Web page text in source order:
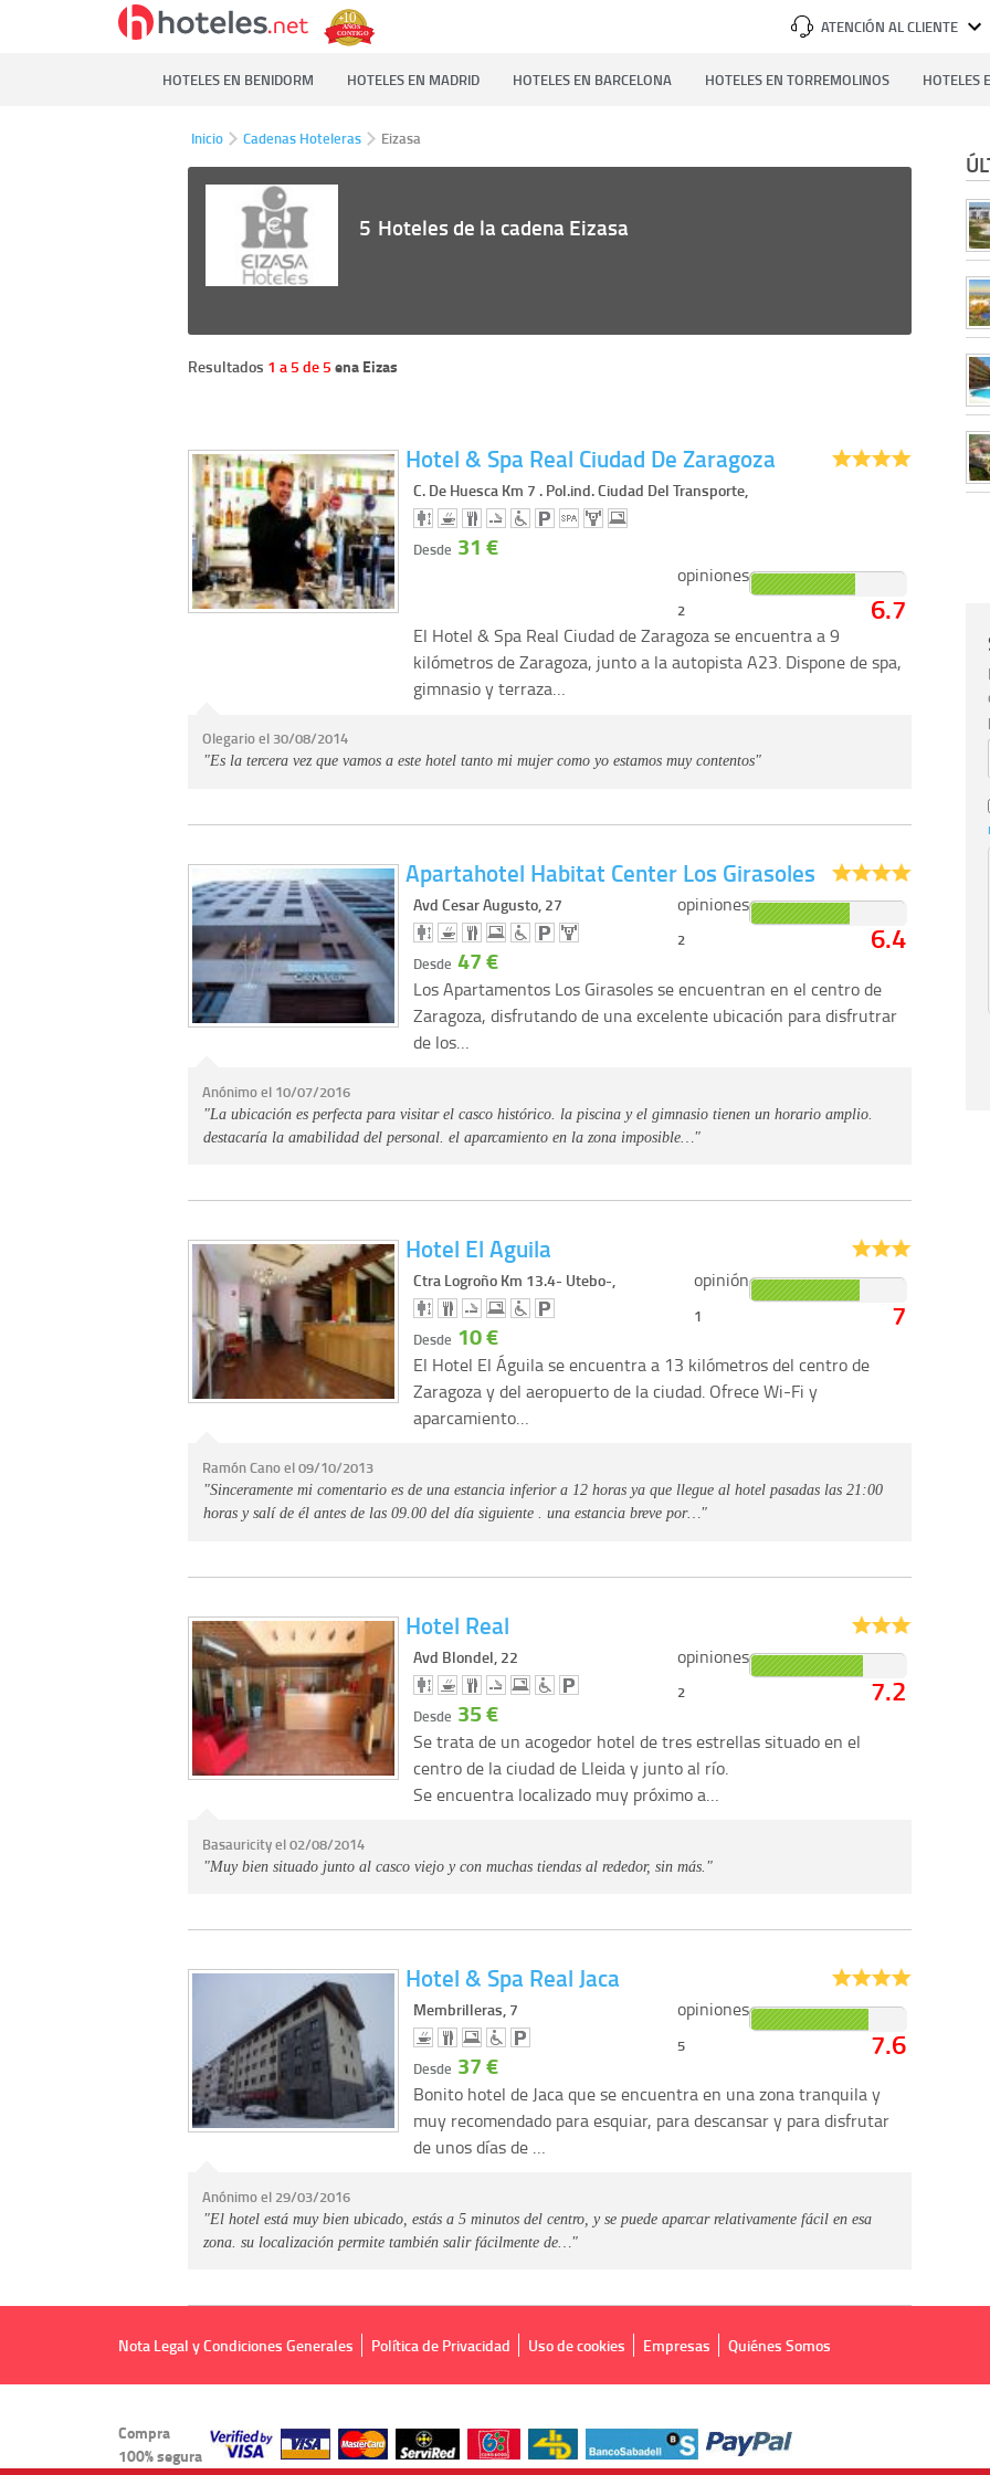
ATENCIÓN AL CLIENTE
HOTELES EN BENIDORM HOTELES EN MADRID HOTELES EN BARCELONA HOTELES EN TORREMOLINOS HOTELES
Inicio Cadenas Hoteleras Eizasa
5 Hoteles de la cadena Eizasa
Resultados 1 a 5 de 5ena Eizas
Hotel & Spa Real Ciudad De Zaragoza
C. De Huesca Km 7 . Pol.ind. Ciudad Del Transporte,
Desde 31 €
2
opiniones
6.7
El Hotel & Spa Real Ciudad de Zaragoza se encuentra a 9
kilómetros de Zaragoza, junto a la autopista A23. Dispone de spa,
gimnasio y terraza…
Olegario el 30/08/2014
"Es la tercera vez que vamos a este hotel tanto mi mujer como yo estamos muy contentos"
Apartahotel Habitat Center Los Girasoles
Avd Cesar Augusto, 27
Desde 47 €
2
opiniones
6.4
Los Apartamentos Los Girasoles se encuentran en el centro de
Zaragoza, disfrutando de una excelente ubicación para disfrutrar
de los…
Anónimo el 10/07/2016
"La ubicación es perfecta para visitar el casco histórico. la piscina y el gimnasio tienen un horario amplio.
destacaría la amabilidad del personal. el aparcamiento en la zona imposible…"
Hotel El Aguila
Ctra Logroño Km 13.4- Utebo-,
Desde 10 €
1
opinión
7
El Hotel El Águila se encuentra a 13 kilómetros del centro de
Zaragoza y del aeropuerto de la ciudad. Ofrece Wi-Fi y
aparcamiento…
Ramón Cano el 09/10/2013
"Sinceramente mi comentario es de una estancia inferior a 12 horas ya que llegue al hotel pasadas las 21:00
horas y salí de él antes de las 09.00 del día siguiente . una estancia breve por…"
Hotel Real
Avd Blondel, 22
Desde 35 €
2
opiniones
7.2
Se trata de un acogedor hotel de tres estrellas situado en el
centro de la ciudad de Lleida y junto al río.
Se encuentra localizado muy próximo a…
Basauricity el 02/08/2014
"Muy bien situado junto al casco viejo y con muchas tiendas al rededor, sin más."
Hotel & Spa Real Jaca
Membrilleras, 7
Desde 37 €
5
opiniones
7.6
Bonito hotel de Jaca que se encuentra en una zona tranquila y
muy recomendado para esquiar, para descansar y para disfrutar
de unos días de …
Anónimo el 29/03/2016
"El hotel está muy bien ubicado, estás a 5 minutos del centro, y se puede aparcar relativamente fácil en esa
zona. su localización permite también salir fácilmente de…"
Nota Legal y Condiciones Generales Política de Privacidad Uso de cookies Empresas Quiénes Somos
Compra
100% segura